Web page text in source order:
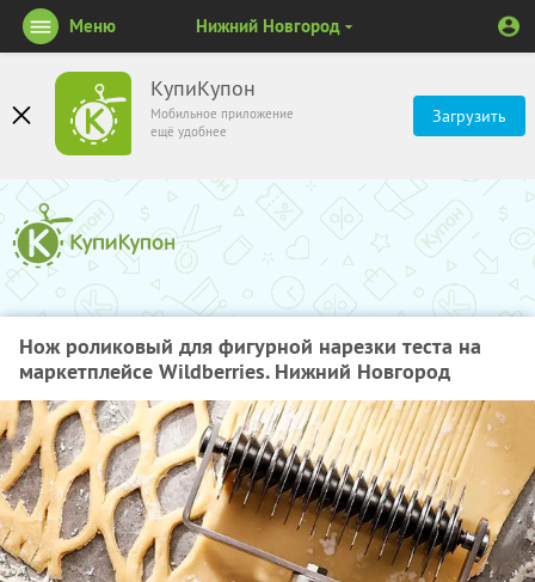
КупиКупон
Мобильное приложение
ещё удобнее
Загрузить
Меню Нижний Новгород
Нож роликовый для фигурной нарезки теста на
маркетплейсе Wildberries. Нижний Новгород